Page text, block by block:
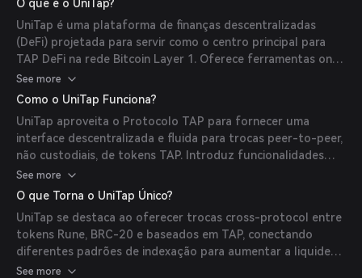
O que é o UniTap?
UniTap é uma plataforma de finanças descentralizadas
(DeFi) projetada para servir como o centro principal para
TAP DeFi na rede Bitcoin Layer 1. Oferece ferramentas on-
chain confiáveis para troca de tokens, incluindo Rune, BRC-
20 e tokens baseados em TAP, visando melhorar a gestão e
transferência de ativos dentro do ecossistema Bitcoin.
See more
Como o UniTap Funciona?
UniTap aproveita o Protocolo TAP para fornecer uma
interface descentralizada e fluida para trocas peer-to-peer,
não custodiais, de tokens TAP. Introduz funcionalidades
como troca de tokens, ponte e serviços de carteira,
permitindo que usuários transfiram, atravessem, espelhem,
implantem e mintem tokens TAP por meio de uma extensão
de navegador amigável.
See more
O que Torna o UniTap Único?
UniTap se destaca ao oferecer trocas cross-protocol entre
tokens Rune, BRC-20 e baseados em TAP, conectando
diferentes padrões de indexação para aumentar a liquidez
e a eficiência das negociações dentro do ecossistema DeFi
See more